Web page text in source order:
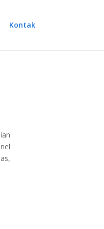
Kontak